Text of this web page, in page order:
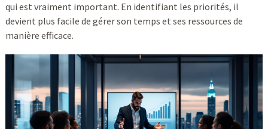
qui est vraiment important. En identifiant les priorités, il
devient plus facile de gérer son temps et ses ressources de
manière efficace.